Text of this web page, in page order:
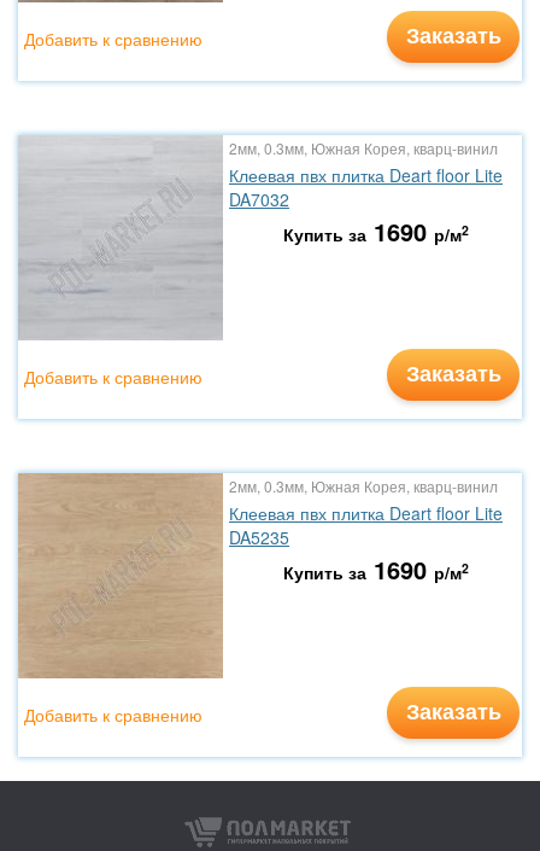
Заказать
Добавить к сравнению
2мм, 0.3мм, Южная Корея, кварц-винил
Клеевая пвх плитка Deart floor Lite
DA7032
Купить за 1690 р/м2
Заказать
Добавить к сравнению
2мм, 0.3мм, Южная Корея, кварц-винил
Клеевая пвх плитка Deart floor Lite
DA5235
Купить за 1690 р/м2
Заказать
Добавить к сравнению